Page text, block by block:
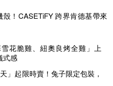
！CASETiFY 跨界肯德基帶來
花脆雞、紐奧良烤全雞」上
式感
」起限時賣！兔子限定包裝，